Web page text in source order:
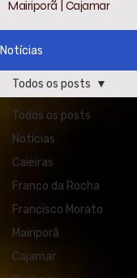
Mairiporã | Cajamar
Notícias
Todos os posts
Notícias
Caieiras
Franco da Rocha
Francisco Morato
Mairiporã
Cajamar
Todos os posts